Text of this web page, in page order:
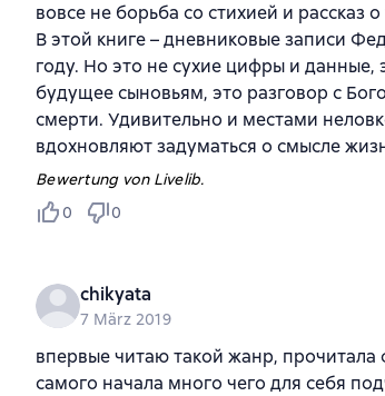
вовсе не борьба со стихией и рассказ
В этой книге – дневниковые записи
году. Но это не сухие цифры и
будущее сыновьям, это разговор с
смерти. Удивительно и местами
вдохновляют задуматься о смысле
Bewertung von Livelib.
0
0
chikyata
7 März 2019
впервые читаю такой жанр,
самого начала много чего для себя